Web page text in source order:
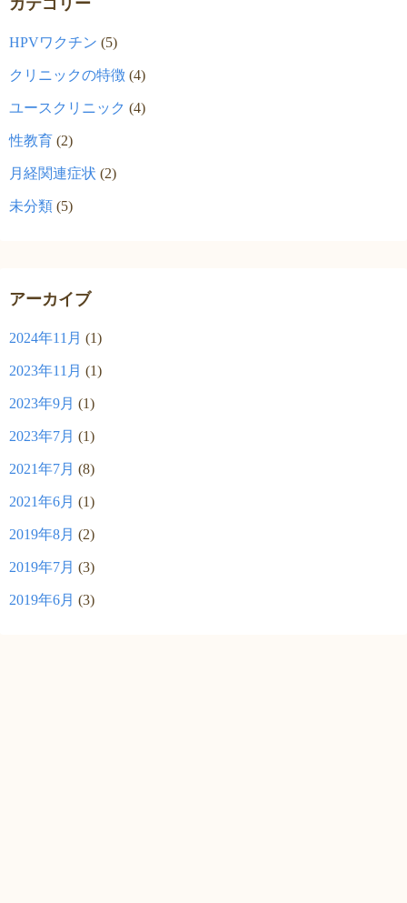
カテゴリー
HPVワクチン (5)
クリニックの特徴 (4)
ユースクリニック (4)
性教育 (2)
月経関連症状 (2)
未分類 (5)
アーカイブ
2024年11月 (1)
2023年11月 (1)
2023年9月 (1)
2023年7月 (1)
2021年7月 (8)
2021年6月 (1)
2019年8月 (2)
2019年7月 (3)
2019年6月 (3)